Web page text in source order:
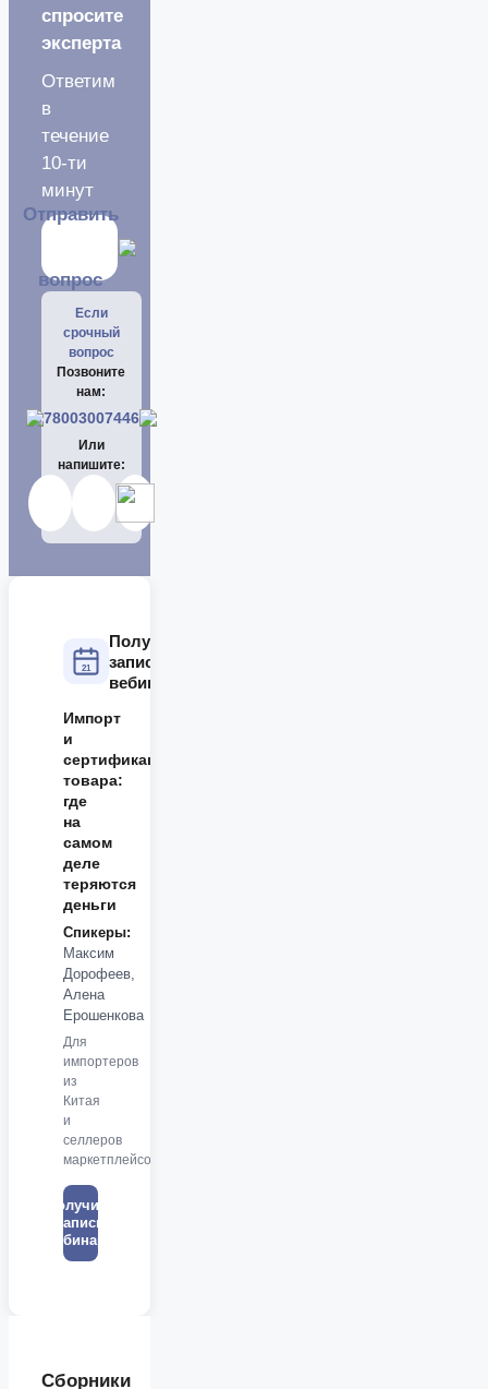
спросите
эксперта
Ответим
в
течение
10-ти
минут
Отправить
вопрос
Если
срочный
вопрос
Позвоните
нам:
78003007446
Или
напишите:
21
Получите
запись
вебинара
Импорт
и
сертификация
товара:
где
на
самом
деле
теряются
деньги
Спикеры:
Максим
Дорофеев,
Алена
Ерошенкова
Для
импортеров
из
Китая
и
селлеров
маркетплейсов
Получить
запись
вебинара
Сборники